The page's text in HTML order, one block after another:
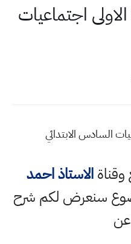
اجتماعيات
السادس الابتدائي
الاستاذ احمد
سنعرض لكم شرح